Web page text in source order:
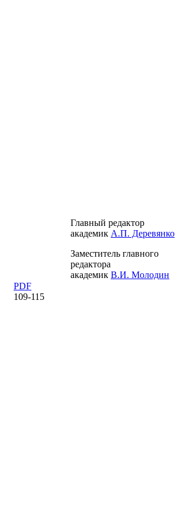
PDF
109-115
Главный редактор
академик А.П. Деревянко
Заместитель главного
редактора
академик В.И. Молодин